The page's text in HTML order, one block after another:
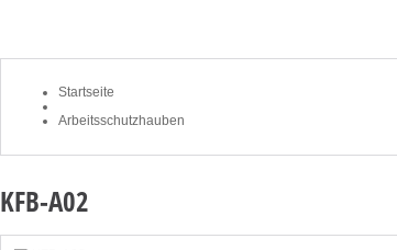
Startseite
Arbeitsschutzhauben
KFB-A02